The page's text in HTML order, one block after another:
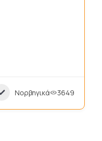
Νορβηγικά 3649